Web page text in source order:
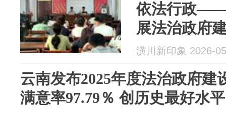
依法行政——
展法治政府
潢川新印象 2026-
云南发布2025年度法治政府建
满意率97.79％ 创历史最好水平